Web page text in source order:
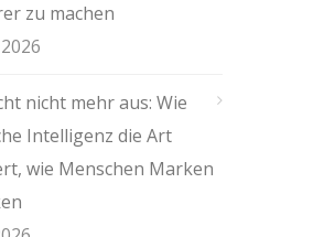
zu machen
nicht mehr aus: Wie
Intelligenz die Art
wie Menschen Marken